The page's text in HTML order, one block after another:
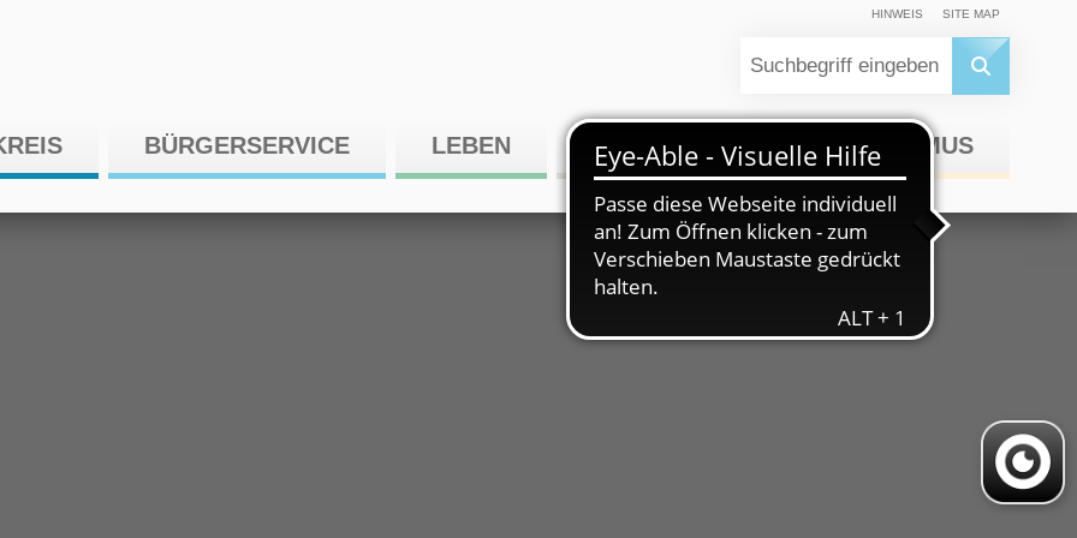
HINWEIS SITE MAP
BÜRGERSERVICE LEBEN WIRTSCHAFT TOURISMUS